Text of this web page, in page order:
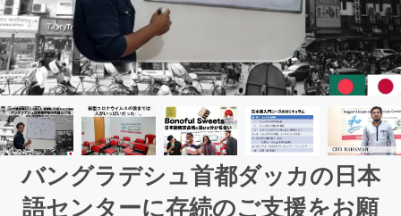
バングラデシュ首都ダッカの日本
語センターに存続のご支援をお願